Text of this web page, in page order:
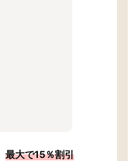
最大で15％割引